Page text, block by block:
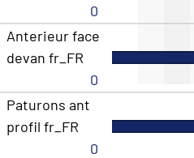
0
Anterieur face
devan fr_FR
0
Paturons ant
profil fr_FR
0